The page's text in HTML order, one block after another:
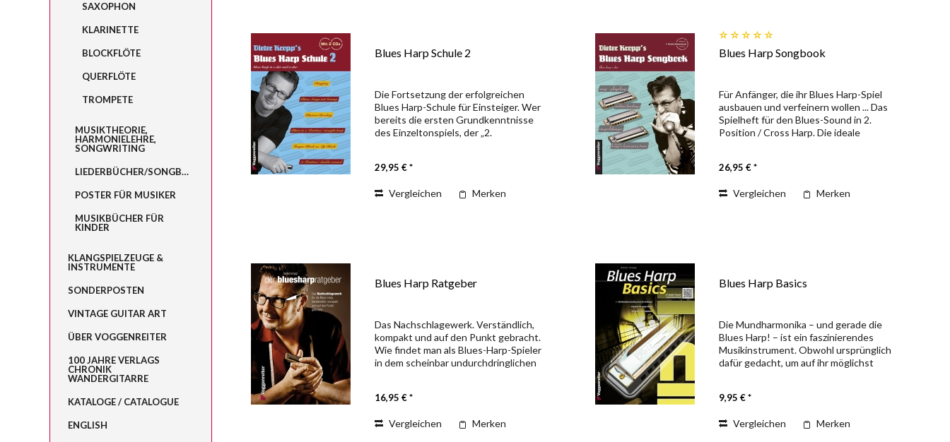
SAXOPHON
KLARINETTE
BLOCKFLÖTE
QUERFLÖTE
TROMPETE
MUSIKTHEORIE,
HARMONIELEHRE,
SONGWRITING
LIEDERBÜCHER/SONGBOOKS
POSTER FÜR MUSIKER
MUSIKBÜCHER FÜR
KINDER
KLANGSPIELZEUGE &
INSTRUMENTE
SONDERPOSTEN
VINTAGE GUITAR ART
ÜBER VOGGENREITER
100 JAHRE VERLAGS
CHRONIK
WANDERGITARRE
KATALOGE / CATALOGUE
ENGLISH
Blues Harp Schule 2
Die Fortsetzung der erfolgreichen
Blues Harp-Schule für Einsteiger. Wer
bereits die ersten Grundkenntnisse
des Einzeltonspiels, der „2.
Kenntnisse rund um...
29,95 € *
Vergleichen Merken
Blues Harp Songbook
Für Anfänger, die ihr Blues Harp-Spiel
ausbauen und verfeinern wollen ... Das
Spielheft für den Blues-Sound in 2.
Position / Cross Harp. Die ideale
Vorbereitung für die...
26,95 € *
Vergleichen Merken
Blues Harp Ratgeber
Das Nachschlagewerk. Verständlich,
kompakt und auf den Punkt gebracht.
Wie findet man als Blues-Harp-Spieler
in dem scheinbar undurchdringlichen
hilfreichen Tipps und Tricks? Und...
16,95 € *
Vergleichen Merken
Blues Harp Basics
Die Mundharmonika – und gerade die
Blues Harp! – ist ein faszinierendes
Musikinstrument. Obwohl ursprünglich
dafür gedacht, um auf ihr möglichst
einzigartigen...
9,95 € *
Vergleichen Merken